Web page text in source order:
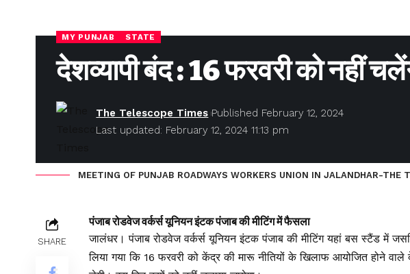
MY PUNJAB STATE
देशव्यापी बंद : 16 फरवरी को नहीं
Last updated: February 12, 2024 11:13 pm
The Telescope Times Published February 12, 2024
MEETING OF PUNJAB ROADWAYS WORKERS UNION IN JALANDHAR-THE
SHARE
पंजाब रोडवेज वर्कर्स यूनियन इंटक पंजाब की मीटिंग में फैसला
जालंधर। पंजाब रोडवेज वर्कर्स यूनियन इंटक पंजाब की मीटिंग यहां बस स्टैंड में
लिया गया कि 16 फरवरी को केंद्र की मारू नीतियों के खिलाफ आयोजित होने